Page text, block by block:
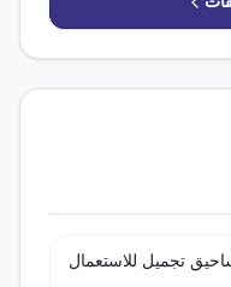
تجميل للاستعمال